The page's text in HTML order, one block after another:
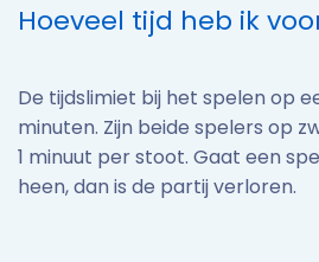
Hoeveel tijd heb ik
De tijdslimiet bij het spelen op
minuten. Zijn beide spelers op
1 minuut per stoot. Gaat een
heen, dan is de partij verloren.